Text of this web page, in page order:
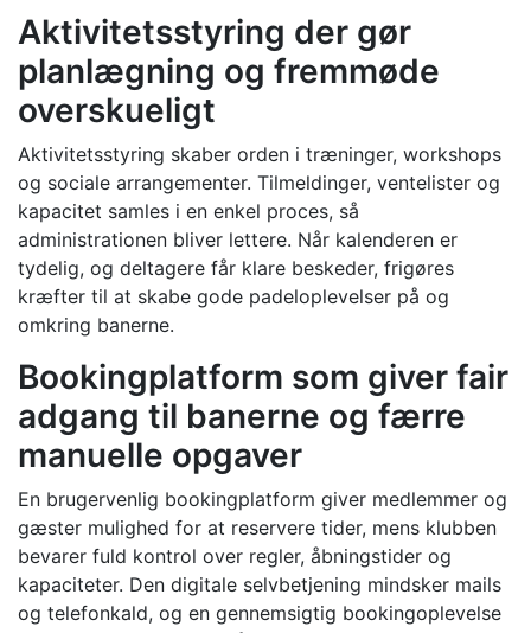
Aktivitetsstyring der gør
planlægning og fremmøde
overskueligt
Aktivitetsstyring skaber orden i træninger, workshops
og sociale arrangementer. Tilmeldinger, ventelister og
kapacitet samles i en enkel proces, så
administrationen bliver lettere. Når kalenderen er
tydelig, og deltagere får klare beskeder, frigøres
kræfter til at skabe gode padeloplevelser på og
omkring banerne.
Bookingplatform som giver fair
adgang til banerne og færre
manuelle opgaver
En brugervenlig bookingplatform giver medlemmer og
gæster mulighed for at reservere tider, mens klubben
bevarer fuld kontrol over regler, åbningstider og
kapaciteter. Den digitale selvbetjening mindsker mails
og telefonkald, og en gennemsigtig bookingoplevelse